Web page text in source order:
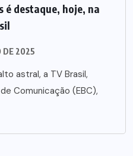
é destaque, hoje, na
DE 2025
astral, a TV Brasil,
Comunicação (EBC),